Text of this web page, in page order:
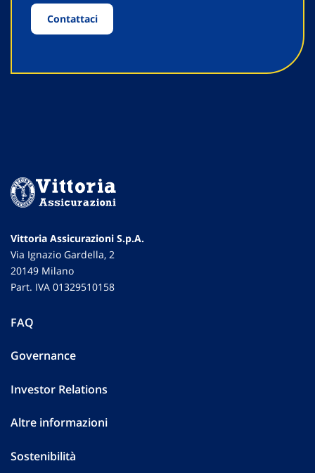
Contattaci
Vittoria Assicurazioni S.p.A.
Via Ignazio Gardella, 2
20149 Milano
Part. IVA 01329510158
FAQ
Governance
Investor Relations
Altre informazioni
Sostenibilità